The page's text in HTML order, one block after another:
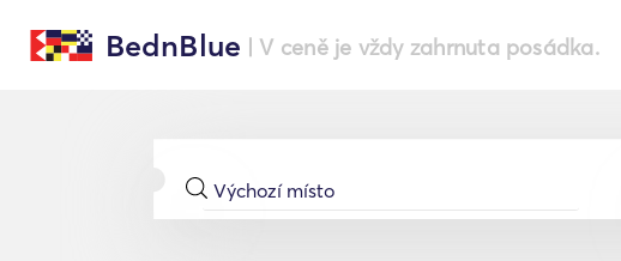
BednBlue | V ceně je vždy zahrnuta posádka.